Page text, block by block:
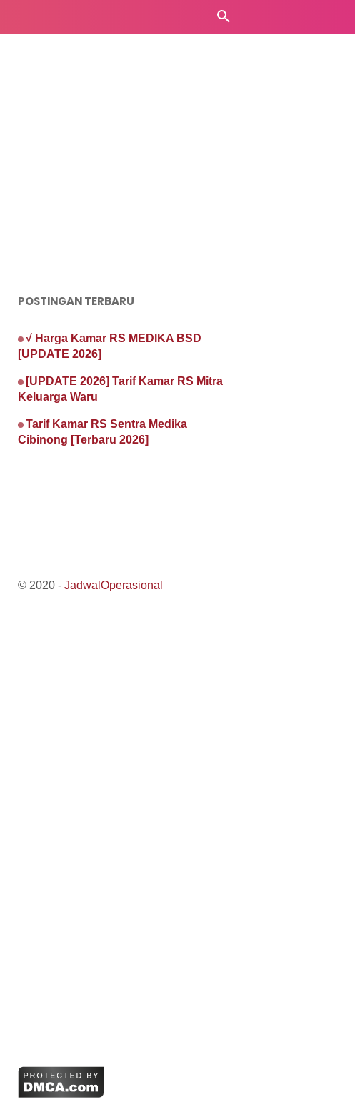
POSTINGAN TERBARU
√ Harga Kamar RS MEDIKA BSD
[UPDATE 2026]
[UPDATE 2026] Tarif Kamar RS Mitra
Keluarga Waru
Tarif Kamar RS Sentra Medika
Cibinong [Terbaru 2026]
© 2020 - JadwalOperasional